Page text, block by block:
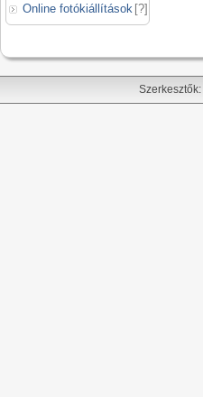
Online fotókiállítások [?]
Szerkesztők: